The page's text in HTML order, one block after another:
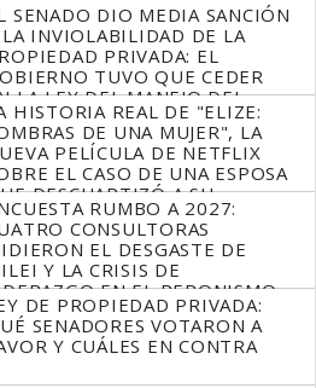
SENADO DIO MEDIA SANCIÓN
INVIOLABILIDAD DE LA
PRIVADA: EL
TUVO QUE CEDER
LA LEY DEL MANEJO DEL
HISTORIA REAL DE "ELIZE:
DE UNA MUJER", LA
PELÍCULA DE NETFLIX
EL CASO DE UNA ESPOSA
DESCUARTIZÓ A SU
RUMBO A 2027:
CONSULTORAS
EL DESGASTE DE
Y LA CRISIS DE
EN EL PERONISMO
DE PROPIEDAD PRIVADA:
SENADORES VOTARON A
Y CUÁLES EN CONTRA